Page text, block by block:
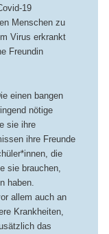
19
Menschen zu
Virus erkrankt
Freundin
einen bangen
nötige
sie ihre
ihre Freunde
die
sie brauchen,
haben.
allem auch an
Krankheiten,
das